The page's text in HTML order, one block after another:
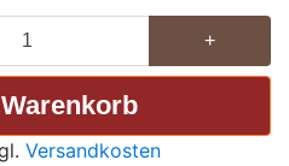
+
Versandkosten